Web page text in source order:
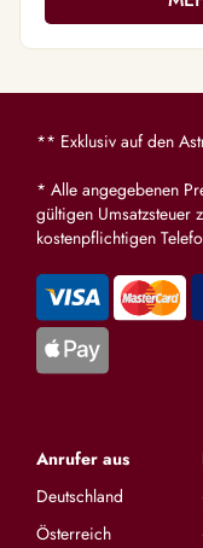
** Exklusiv auf den
* Alle angegebenen
gültigen Umsatzsteuer
kostenpflichtigen
Anrufer aus
Deutschland
Österreich